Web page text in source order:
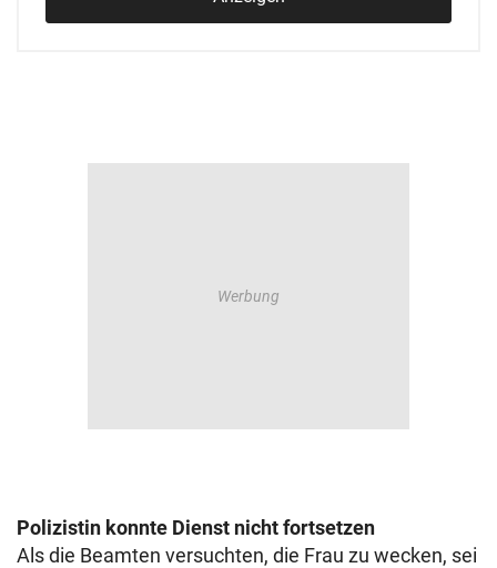
Polizistin konnte Dienst nicht fortsetzen
Als die Beamten versuchten, die Frau zu wecken, sei